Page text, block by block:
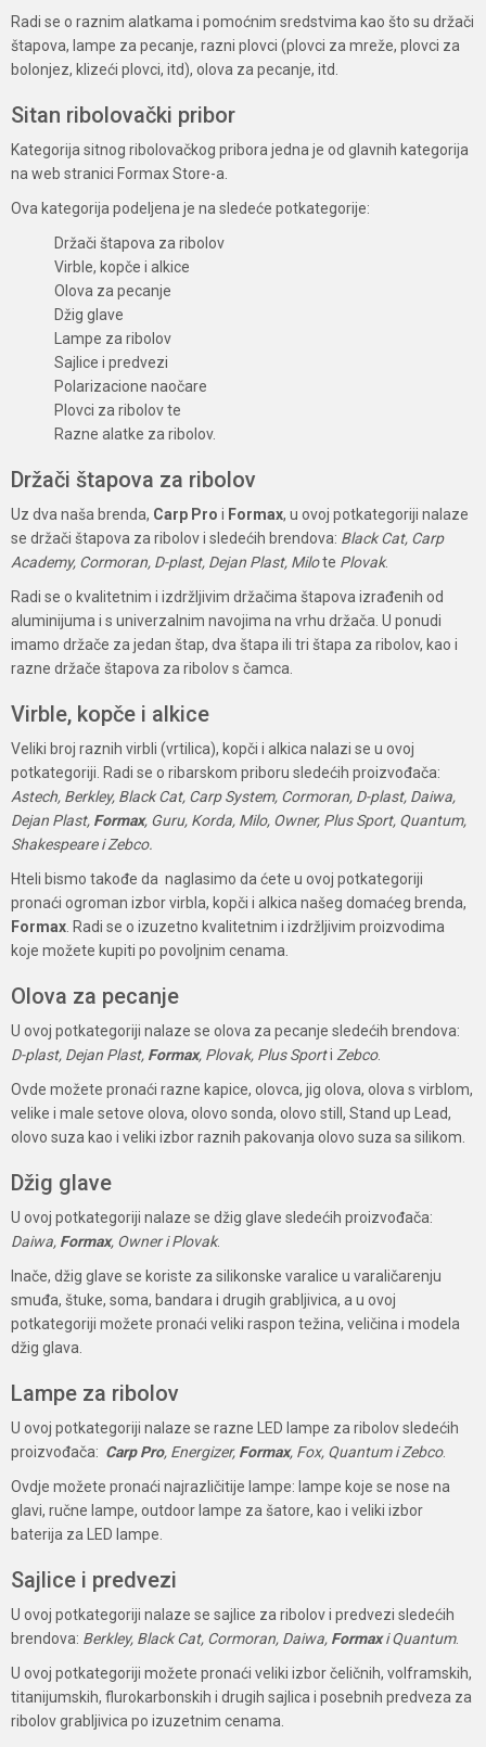
Radi se o raznim alatkama i pomoćnim sredstvima kao što su držači
štapova, lampe za pecanje, razni plovci (plovci za mreže, plovci za
bolonjez, klizeći plovci, itd), olova za pecanje, itd.
Sitan ribolovački pribor
Kategorija sitnog ribolovačkog pribora jedna je od glavnih kategorija
na web stranici Formax Store-a.
Ova kategorija podeljena je na sledeće potkategorije:
Držači štapova za ribolov
Virble, kopče i alkice
Olova za pecanje
Džig glave
Lampe za ribolov
Sajlice i predvezi
Polarizacione naočare
Plovci za ribolov te
Razne alatke za ribolov.
Držači štapova za ribolov
Uz dva naša brenda, Carp Pro i Formax, u ovoj potkategoriji nalaze
se držači štapova za ribolov i sledećih brendova: Black Cat, Carp
Academy, Cormoran, D-plast, Dejan Plast, Milote Plovak.
Radi se o kvalitetnim i izdržljivim držačima štapova izrađenih od
aluminijuma i s univerzalnim navojima na vrhu držača. U ponudi
imamo držače za jedan štap, dva štapa ili tri štapa za ribolov, kao i
razne držače štapova za ribolov s čamca.
Virble, kopče i alkice
Veliki broj raznih virbli (vrtilica), kopči i alkica nalazi se u ovoj
potkategoriji. Radi se o ribarskom priboru sledećih proizvođača:
Astech, Berkley, Black Cat, Carp System, Cormoran, D-plast, Daiwa,
Dejan Plast, Formax, Guru, Korda, Milo, Owner, Plus Sport, Quantum,
Shakespeare i Zebco.
Hteli bismo takođe da naglasimo da ćete u ovoj potkategoriji
pronaći ogroman izbor virbla, kopči i alkica našeg domaćeg brenda,
Formax . Radi se o izuzetno kvalitetnim i izdržljivim proizvodima
koje možete kupiti po povoljnim cenama.
Olova za pecanje
U ovoj potkategoriji nalaze se olova za pecanje sledećih brendova:
D-plast, Dejan Plast, Formax, Plovak, Plus Sporti Zebco.
Ovde možete pronaći razne kapice, olovca, jig olova, olova s virblom,
velike i male setove olova, olovo sonda, olovo still, Stand up Lead,
olovo suza kao i veliki izbor raznih pakovanja olovo suza sa silikom.
Džig glave
U ovoj potkategoriji nalaze se džig glave sledećih proizvođača:
Daiwa, Formax, Owner i Plovak.
Inače, džig glave se koriste za silikonske varalice u varaličarenju
smuđa, štuke, soma, bandara i drugih grabljivica, a u ovoj
potkategoriji možete pronaći veliki raspon težina, veličina i modela
džig glava.
Lampe za ribolov
U ovoj potkategoriji nalaze se razne LED lampe za ribolov sledećih
proizvođača: Carp Pro, Energizer, Formax, Fox, Quantum i Zebco.
Ovdje možete pronaći najrazličitije lampe: lampe koje se nose na
glavi, ručne lampe, outdoor lampe za šatore, kao i veliki izbor
baterija za LED lampe.
Sajlice i predvezi
U ovoj potkategoriji nalaze se sajlice za ribolov i predvezi sledećih
brendova: Berkley, Black Cat, Cormoran, Daiwa, Formaxi Quantum.
U ovoj potkategoriji možete pronaći veliki izbor čeličnih, volframskih,
titanijumskih, flurokarbonskih i drugih sajlica i posebnih predveza za
ribolov grabljivica po izuzetnim cenama.